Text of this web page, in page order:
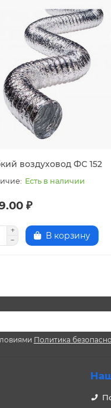
воздуховод ФС 152
Есть в наличии
₽
В корзину
Политика